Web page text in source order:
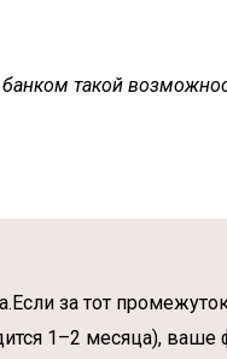
такой
за тот
1–2 месяца), ваше